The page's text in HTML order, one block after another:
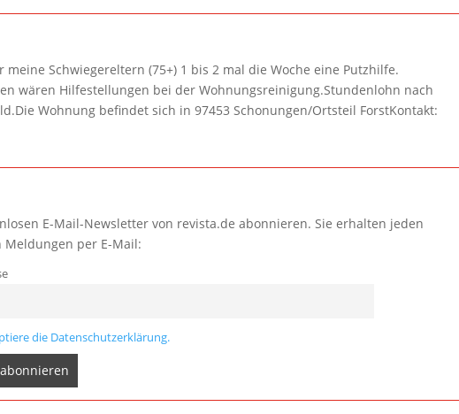
meine Schwiegereltern (75+) 1 bis 2 mal die Woche eine Putzhilfe.
wären Hilfestellungen bei der Wohnungsreinigung.Stundenlohn nach
Wohnung befindet sich in 97453 Schonungen/Ortsteil ForstKontakt:
E-Mail-Newsletter von revista.de abonnieren. Sie erhalten jeden
per E-Mail:
die Datenschutzerklärung.